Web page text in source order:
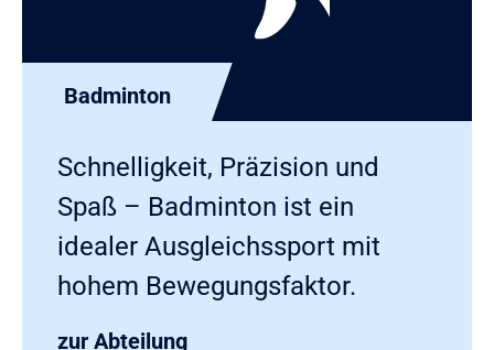
Badminton
Schnelligkeit, Präzision und
Spaß – Badminton ist ein
idealer Ausgleichssport mit
hohem Bewegungsfaktor.
zur Abteilung